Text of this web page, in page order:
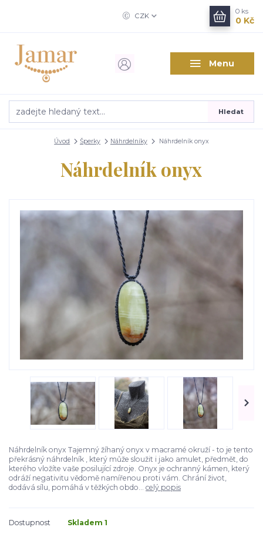
Menu
CZK
Hledat
0 ks
0 Kč
Úvod Šperky Náhrdelníky Náhrdelník onyx
Náhrdelník onyx
Náhrdelník onyx Tajemný žíhaný onyx v macramé okruží - to je tento
překrásný náhrdelník , který může sloužit i jako amulet, předmět, do
kterého vložíte vaše posilující zdroje. Onyx je ochranný kámen, který
odráží negativitu vědomě namířenou proti vám. Chrání život,
dodává sílu, pomáhá v těžkých obdo... celý popis
Dostupnost Skladem 1